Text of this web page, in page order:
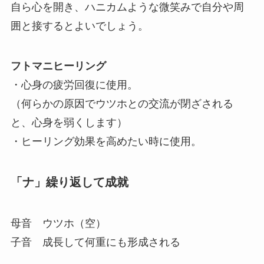
自ら心を開き、ハニカムような微笑みで自分や周
囲と接するとよいでしょう。
フトマニヒーリング
・心身の疲労回復に使用。
（何らかの原因でウツホとの交流が閉ざされる
と、心身を弱くします）
・ヒーリング効果を高めたい時に使用。
「ナ」繰り返して成就
母音 ウツホ（空）
子音 成長して何重にも形成される